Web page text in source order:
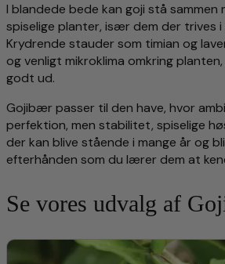
I blandede bede kan goji stå
spiselige planter, især dem der trives
Krydrende stauder som timian og
og venligt mikroklima omkring
godt ud.
Gojibær passer til den have, hvor
perfektion, men stabilitet, spiselige
der kan blive stående i mange år og
efterhånden som du lærer dem at
Se vores udvalg af